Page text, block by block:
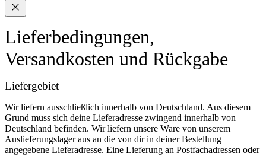
Lieferbedingungen,
Versandkosten und Rückgabe
Liefergebiet
Wir liefern ausschließlich innerhalb von Deutschland. Aus diesem
Grund muss sich deine Lieferadresse zwingend innerhalb von
Deutschland befinden. Wir liefern unsere Ware von unserem
Auslieferungslager aus an die von dir in deiner Bestellung
angegebene Lieferadresse. Eine Lieferung an Postfachadressen oder